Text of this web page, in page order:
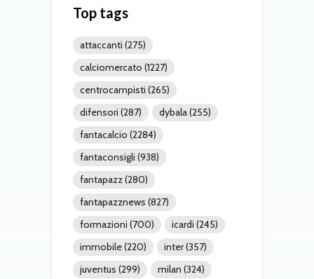
Top tags
attaccanti (275)
calciomercato (1227)
centrocampisti (265)
difensori (287) dybala(255)
fantacalcio (2284)
fantaconsigli (938)
fantapazz(280)
fantapazznews (827)
formazioni (700) icardi (245)
immobile(220) inter(357)
juventus (299) milan (324)